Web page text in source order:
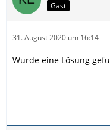
Gast
31. August 2020 um 16:14
Wurde eine Lösung